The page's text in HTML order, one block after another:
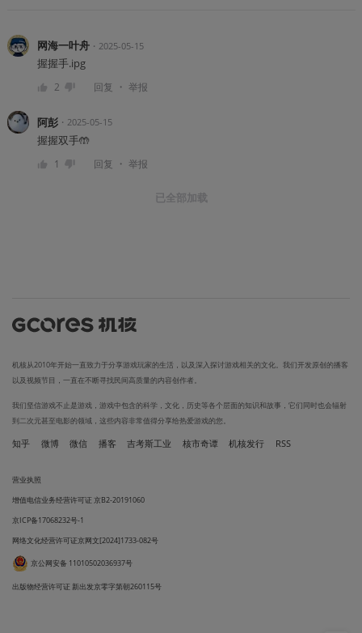
网海一叶舟・ 2025-05-15
握握手.ipg
2 回复 ・ 举报
阿彭・ 2025-05-15
握握双手🤲
1 回复 ・ 举报
已全部加载
机核从2010年开始一直致力于分享游戏玩家的生活，以及深入探讨游戏相关的文化。我们开发原创的播客
以及视频节目，一直在不断寻找民间高质量的内容创作者。
我们坚信游戏不止是游戏，游戏中包含的科学，文化，历史等各个层面的知识和故事，它们同时也会辐射
到二次元甚至电影的领域，这些内容非常值得分享给热爱游戏的您。
知乎 微博 微信 播客 吉考斯工业 核市奇谭 机核发行 RSS
营业执照
增值电信业务经营许可证 京B2-20191060
京ICP备17068232号-1
网络文化经营许可证京网文[2024]1733-082号
京公网安备 11010502036937号
出版物经营许可证 新出发京零字第朝260115号